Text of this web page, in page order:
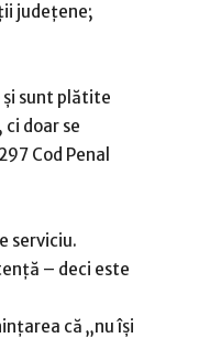
județene;
și sunt plătite
doar se
Cod Penal
serviciu.
– deci este
că „nu își